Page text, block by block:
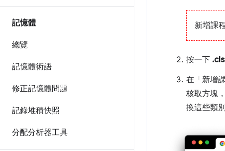
記憶體
總覽
記憶體術語
修正記憶體問題
記錄堆積快照
分配分析器工具
新增課
按一下 .cls
在「新增課
核取方塊
換這些類別